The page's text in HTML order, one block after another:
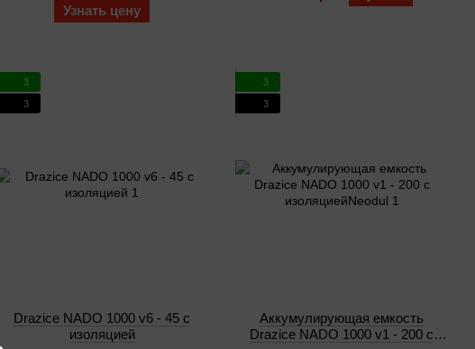
Узнать цену
3
3
Drazice NADO 1000 v6 - 45 с
изоляцией
3
3
Аккумулирующая емкость
Drazice NADO 1000 v1 - 200 с